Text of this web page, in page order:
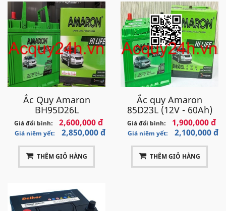
Ắc Quy Amaron
BH95D26L
Giá đổi bình: 2,600,000 đ
Giá niêm yết: 2,850,000 đ
THÊM GIỎ HÀNG
Ắc quy Amaron
85D23L (12V - 60Ah)
Giá đổi bình: 1,900,000 đ
Giá niêm yết: 2,100,000 đ
THÊM GIỎ HÀNG